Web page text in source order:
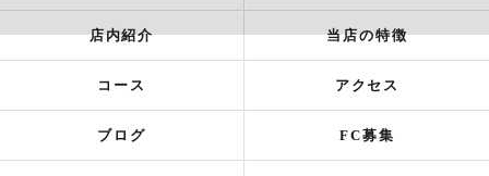
店内紹介 当店の特徴
コース アクセス
ブログ FC募集